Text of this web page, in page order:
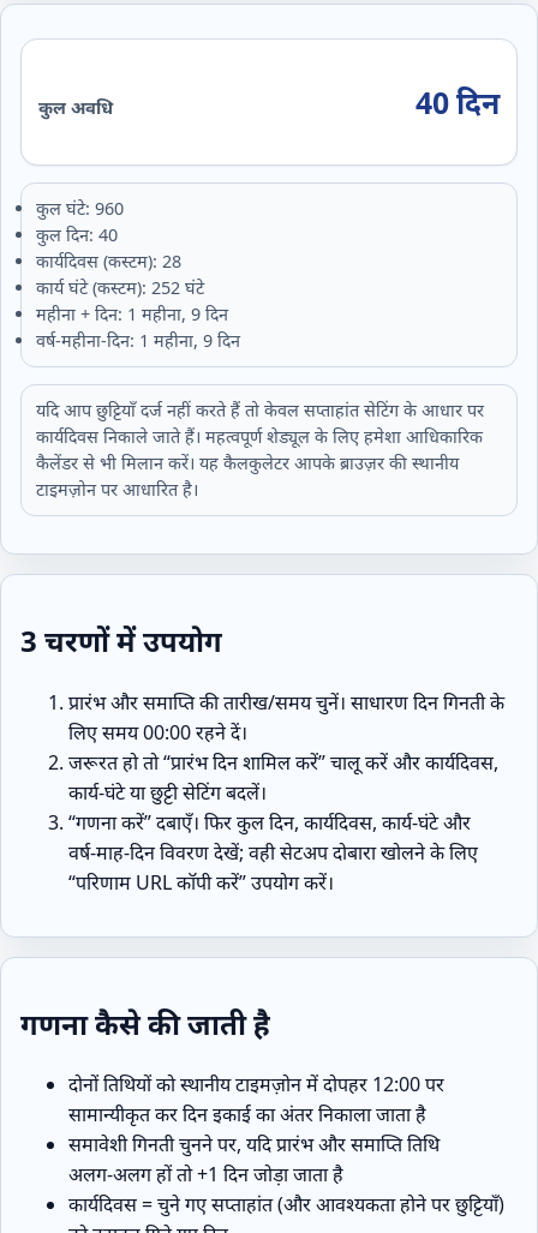
कुल अवधि 40 दिन
कुल घंटे: 960
कुल दिन: 40
कार्यदिवस (कस्टम): 28
कार्य घंटे (कस्टम): 252 घंटे
महीना + दिन: 1 महीना, 9 दिन
वर्ष‑महीना‑दिन: 1 महीना, 9 दिन
यदि आप छुट्टियाँ दर्ज नहीं करते हैं तो केवल सप्ताहांत सेटिंग के आधार पर
कार्यदिवस निकाले जाते हैं। महत्वपूर्ण शेड्यूल के लिए हमेशा आधिकारिक
कैलेंडर से भी मिलान करें। यह कैलकुलेटर आपके ब्राउज़र की स्थानीय
टाइमज़ोन पर आधारित है।
3 चरणों में उपयोग
प्रारंभ और समाप्ति की तारीख/समय चुनें। साधारण दिन गिनती के
लिए समय 00:00 रहने दें।
जरूरत हो तो “प्रारंभ दिन शामिल करें” चालू करें और कार्यदिवस,
कार्य‑घंटे या छुट्टी सेटिंग बदलें।
“गणना करें” दबाएँ। फिर कुल दिन, कार्यदिवस, कार्य‑घंटे और
वर्ष‑माह‑दिन विवरण देखें; वही सेटअप दोबारा खोलने के लिए
“परिणाम URL कॉपी करें” उपयोग करें।
गणना कैसे की जाती है
दोनों तिथियों को स्थानीय टाइमज़ोन में दोपहर 12:00 पर
सामान्यीकृत कर दिन इकाई का अंतर निकाला जाता है
समावेशी गिनती चुनने पर, यदि प्रारंभ और समाप्ति तिथि
अलग‑अलग हों तो +1 दिन जोड़ा जाता है
कार्यदिवस = चुने गए सप्ताहांत (और आवश्यकता होने पर छुट्टियाँ)